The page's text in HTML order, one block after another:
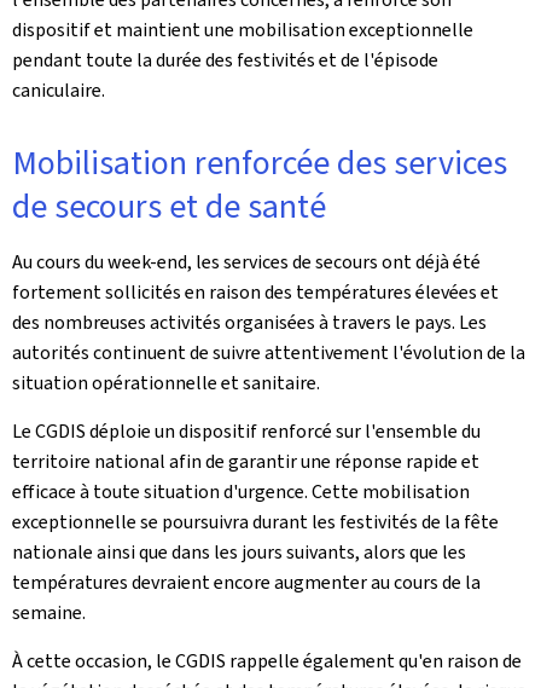
dispositif et maintient une mobilisation exceptionnelle
pendant toute la durée des festivités et de l'épisode
caniculaire.
Mobilisation renforcée des services
de secours et de santé
Au cours du week-end, les services de secours ont déjà été
fortement sollicités en raison des températures élevées et
des nombreuses activités organisées à travers le pays. Les
autorités continuent de suivre attentivement l'évolution de la
situation opérationnelle et sanitaire.
Le CGDIS déploie un dispositif renforcé sur l'ensemble du
territoire national afin de garantir une réponse rapide et
efficace à toute situation d'urgence. Cette mobilisation
exceptionnelle se poursuivra durant les festivités de la fête
nationale ainsi que dans les jours suivants, alors que les
températures devraient encore augmenter au cours de la
semaine.
À cette occasion, le CGDIS rappelle également qu'en raison de